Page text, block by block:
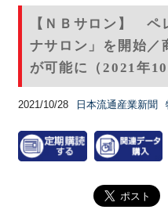
【ＮＢサロン】 ペ
ナサロン」を開始／
が可能に（2021年10
2021/10/28 日本流通産業新聞